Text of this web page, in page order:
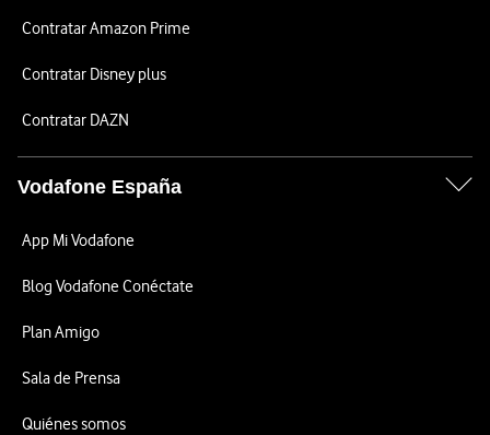
Contratar Amazon Prime
Contratar Disney plus
Contratar DAZN
Vodafone España
App Mi Vodafone
Blog Vodafone Conéctate
Plan Amigo
Sala de Prensa
Quiénes somos